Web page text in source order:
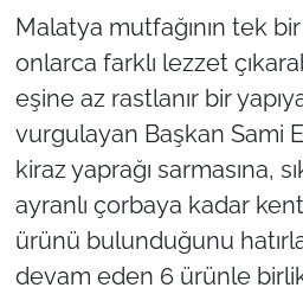
Malatya mutfağının tek
onlarca farklı lezzet
eşine az rastlanır bir
vurgulayan Başkan Sami
kiraz yaprağı sarmasına,
ayranlı çorbaya kadar
ürünü bulunduğunu
devam eden 6 ürünle